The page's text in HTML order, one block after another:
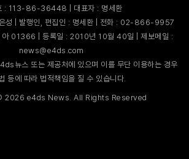
: 113-86-36448 | 대표자 : 명세환
은성 | 발행인, 편집인 : 명세환 | 전화 : 02-866-9957
아 01366 | 등록일 : 2010년 10월 40일 | 제보메일 :
news@e4ds.com
뉴스 또는 제공처에 있으며 이를 무단 이용하는 경우
등에 따라 법적책임을 질 수 있습니다.
2026 e4ds News. All Rights Reserved